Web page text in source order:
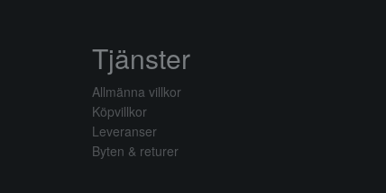
Tjänster
Allmänna villkor
Köpvillkor
Leveranser
Byten & returer